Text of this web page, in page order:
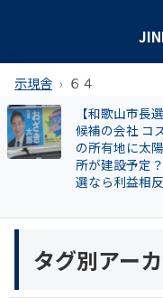
示現舎 ６４
【和歌山市長選
候補の会社 コ
の所有地に太陽
所が建設予定？
選なら利益相反
タグ別アー